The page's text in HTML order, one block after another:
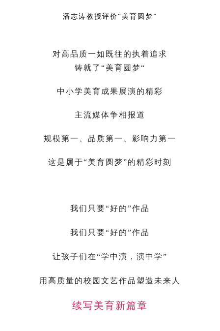
潘志涛教授评价“美育圆梦”
对高品质一如既往的执着追求
铸就了“美育圆梦“
中小学美育成果展演的精彩
主流媒体争相报道
规模第一、品质第一、影响力第一
这是属于“美育圆梦”的精彩时刻
我们只要“好的”作品
我们只要“好的”作品
让孩子们在“学中演，演中学”
用高质量的校园文艺作品塑造未来人
续写美育新篇章